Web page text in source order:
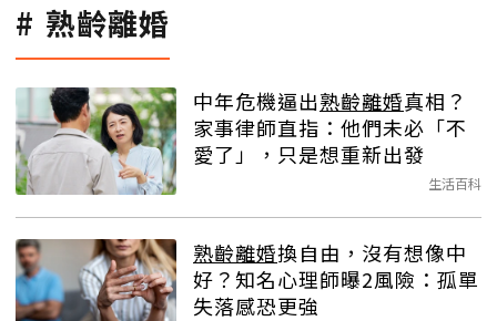
熟齡離婚
中年危機逼出熟齡離婚真相？
家事律師直指：他們未必「不
愛了」，只是想重新出發
生活百科
熟齡離婚換自由，沒有想像中
好？知名心理師曝2風險：孤單
失落感恐更強